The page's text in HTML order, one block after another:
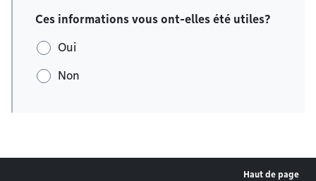
Ces informations vous ont-elles été utiles?
Oui
Non
Haut de page